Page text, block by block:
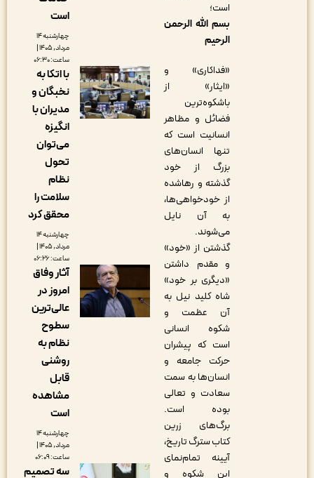
بسم الله الرحمن
«فداکاری» و
«ایثار» از
باشکوه‌ترین
فضائل و مظاهر
انسانیت است که
تنها انسان‌های
بزرگ از خود
گذشته و رهاشده
از خودخواهی‌ها،
به آن نایل
می‌شوند.
گذشتن از «خود»
و مقدم داشتن
«دیگری بر خود»
شاه کلید نیل به
آن عظمت و
شکوه انسانی
است که پیشران
حرکت جامعه و
انسان‌ها به سمت
سعادت و تعالی
بوده است.
برگ‌های زرین
کتاب سترگ تاریخ،
آیینه تمام‌نمای
این شکوه و
چهارشنبه ۱۴
مرداد, ۱۴۰۵ |
با اتکا به
نخبگان و
مدیران با
می‌توان
سلامت را
محقق کرد
چهارشنبه ۱۴
مرداد, ۱۴۰۵ |
آثار وفاق
امروز در
عالی‌ترین
نظام به
مشاهده
چهارشنبه ۱۴
مرداد, ۱۴۰۵ |
سه تصمیم